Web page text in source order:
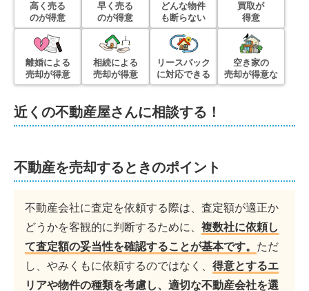
高く売る
のが得意
早く売る
のが得意
どんな物件
も断らない
買取が
得意
離婚による
売却が得意
相続による
売却が得意
リースバック
に対応できる
空き家の
売却が得意な
近くの不動産屋さんに相談する！
不動産を売却するときのポイント
不動産会社に査定を依頼する際は、査定額が適正か
どうかを客観的に判断するために、 複数社に依頼し
て査定額の妥当性を確認することが基本です。 ただ
し、やみくもに依頼するのではなく、 得意とするエ
リアや物件の種類を考慮し、適切な不動産会社を選